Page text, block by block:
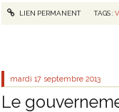
LIEN PERMANENT TAGS :
mardi 17 septembre 2013
Le